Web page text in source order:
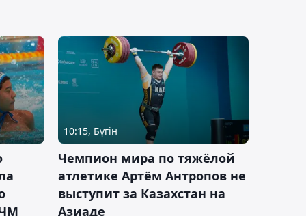
10:15, Бүгін
Чемпион мира по тяжёлой
атлетике Артём Антропов не
выступит за Казахстан на
Азиаде